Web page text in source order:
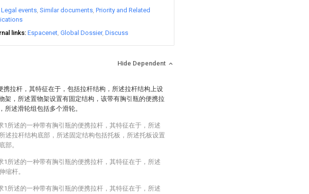
Legal events Similar documents Priority and Related
links Espacenet Global Dossier Discuss
Hide Dependent
携拉杆，其特征在于，包括拉杆结构，所述拉杆结构上设
架，所述置物架设置有固定结构，该带有胸引瓶的便携拉
所述滑轮组包括多个滑轮。
1所述的一种带有胸引瓶的便携拉杆，其特征在于，所述
述拉杆结构底部，所述固定结构包括托板，所述托板设置
部。
1所述的一种带有胸引瓶的便携拉杆，其特征在于，所述
缩杆。
1所述的一种带有胸引瓶的便携拉杆，其特征在于，所述